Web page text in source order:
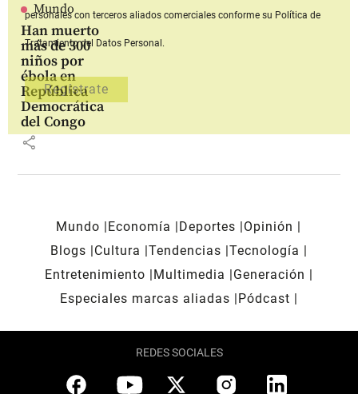
Mundo
Han muerto
más de 300
niños por
ébola en
República
Democrática
del Congo
share
personales con terceros aliados comerciales conforme su Política de
Tratamiento del Datos Personal.
Mundo Economía Deportes
Opinión
Blogs
Cultura Tendencias Tecnología
Entretenimiento
Multimedia
Generación
Especiales marcas aliadas
Pódcast
REDES SOCIALES